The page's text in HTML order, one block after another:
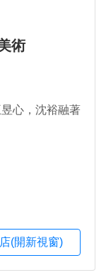
術
心，沈裕融著
(開新視窗)